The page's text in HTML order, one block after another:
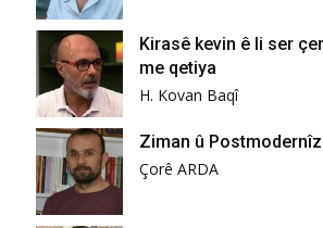
Kirasê kevin ê li ser
me qetiya
H. Kovan Baqî
Ziman û
Çorê ARDA